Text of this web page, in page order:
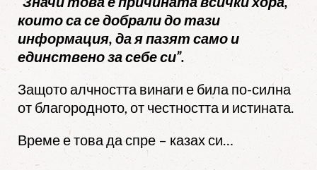
които са се добрали до тази
информация, да я пазят само и
единствено за себе си”.
Защото алчността винаги е била по-силна
от благородното, от честността и истината.
Време е това да спре – казах си…